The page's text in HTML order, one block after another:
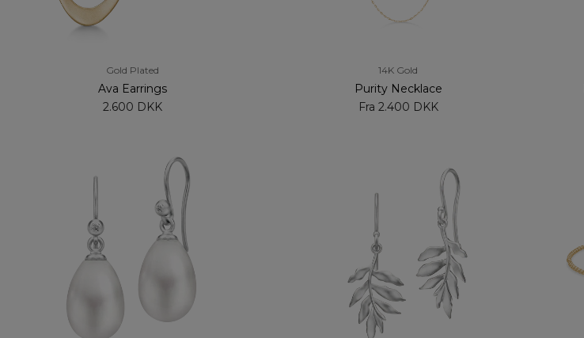
Gold Plated
Ava Earrings
2.600 DKK
14K Gold
Purity Necklace
Fra 2.400 DKK